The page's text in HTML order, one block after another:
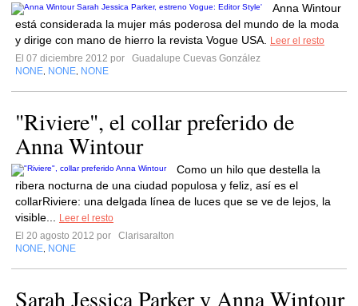
Anna Wintour
está considerada la mujer más poderosa del mundo de la moda
y dirige con mano de hierro la revista Vogue USA.
Leer el resto
El 07 diciembre 2012 por
Guadalupe Cuevas González
NONE NONE NONE
"Riviere", el collar preferido de
Anna Wintour
Como un hilo que destella la
ribera nocturna de una ciudad populosa y feliz, así es el
collarRiviere: una delgada línea de luces que se ve de lejos, la
visible...
Leer el resto
El 20 agosto 2012 por
Clarisaralton
NONE NONE
Sarah Jessica Parker y Anna Wintour